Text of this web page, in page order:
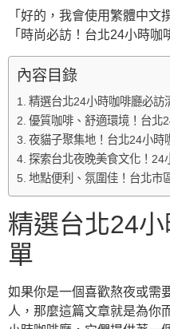
「好的，我會使用繁體中
「時尚必訪！台北24小時咖
內容目錄
精選台北24小時咖啡廳必訪
優質咖啡、舒適環境！台北
夜貓子聚集地！台北24小時
探索台北夜晚美食文化！24
地點便利、氛圍佳！台北市
精選台北24
單
如果你是一個喜歡熬夜或需
人，那麼這篇文章就是為你